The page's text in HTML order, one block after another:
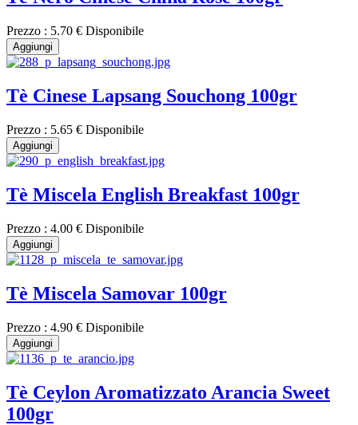
Prezzo : 5.70 € Disponibile
Aggiungi
Tè Cinese Lapsang Souchong 100gr
Prezzo : 5.65 € Disponibile
Aggiungi
Tè Miscela English Breakfast 100gr
Prezzo : 4.00 € Disponibile
Aggiungi
Tè Miscela Samovar 100gr
Prezzo : 4.90 € Disponibile
Aggiungi
Tè Ceylon Aromatizzato Arancia Sweet
100gr